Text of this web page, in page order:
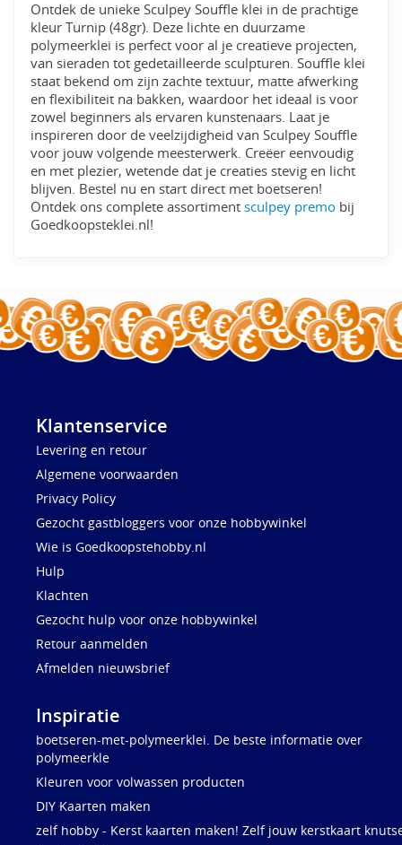
Ontdek de unieke Sculpey Souffle klei in de prachtige
kleur Turnip (48gr). Deze lichte en duurzame
polymeerklei is perfect voor al je creatieve projecten,
van sieraden tot gedetailleerde sculpturen. Souffle klei
staat bekend om zijn zachte textuur, matte afwerking
en flexibiliteit na bakken, waardoor het ideaal is voor
zowel beginners als ervaren kunstenaars. Laat je
inspireren door de veelzijdigheid van Sculpey Souffle
voor jouw volgende meesterwerk. Creëer eenvoudig
en met plezier, wetende dat je creaties stevig en licht
blijven. Bestel nu en start direct met boetseren!
Ontdek ons complete assortimentsculpey premo bij
Goedkoopsteklei.nl!
Klantenservice
Levering en retour
Algemene voorwaarden
Privacy Policy
Gezocht gastbloggers voor onze hobbywinkel
Wie is Goedkoopstehobby.nl
Hulp
Klachten
Gezocht hulp voor onze hobbywinkel
Retour aanmelden
Afmelden nieuwsbrief
Inspiratie
boetseren-met-polymeerklei. De beste informatie over
polymeerkle
Kleuren voor volwassen producten
DIY Kaarten maken
zelf hobby - Kerst kaarten maken! Zelf jouw kerstkaart